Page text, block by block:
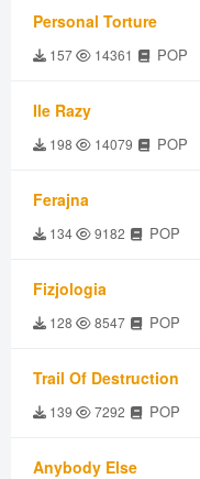
Personal Torture
157 14361 POP
Ile Razy
198 14079 POP
Ferajna
134 9182 POP
Fizjologia
128 8547 POP
Trail Of Destruction
139 7292 POP
Anybody Else